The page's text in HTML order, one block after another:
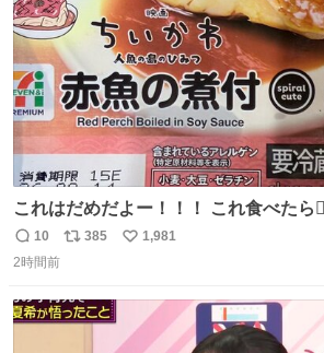
これはだめだよー！！！ これ食べたら🧜‍♀️ 檻に入れられ
返
信
10
リ
ト
385
い
1,981
2時間前